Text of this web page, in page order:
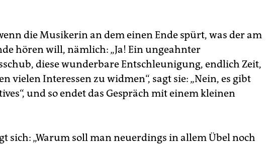
die Musikerin an dem einen Ende spürt, was der am
hören will, nämlich: „Ja! Ein ungeahnter
diese wunderbare Entschleunigung, endlich Zeit,
vielen Interessen zu widmen“, sagt sie: „Nein, es gibt
und so endet das Gespräch mit einem kleinen
sich: „Warum soll man neuerdings in allem Übel noch